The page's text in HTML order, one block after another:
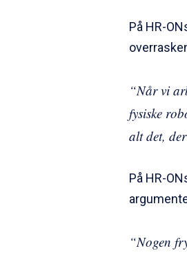
På HR-
“Når vi
fysiske
alt det,
På HR-
“Nogen